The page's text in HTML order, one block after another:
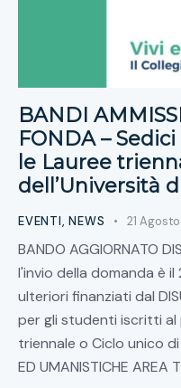
BANDI
FONDA –
le Lauree
dell’Università
EVENTI,NEWS 21
BANDO AGGIORNATO
l'invio della domanda è
ulteriori finanziati dal
per gli studenti iscritti al
triennale o Ciclo unico di
ED UMANISTICHE AREA